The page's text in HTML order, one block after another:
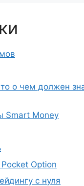
о чем должен
Smart Money
Option
с нуля